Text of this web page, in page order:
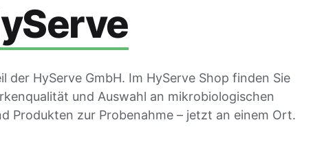
der HyServe GmbH. Im HyServe Shop finden Sie
und Auswahl an mikrobiologischen
Produkten zur Probenahme – jetzt an einem Ort.